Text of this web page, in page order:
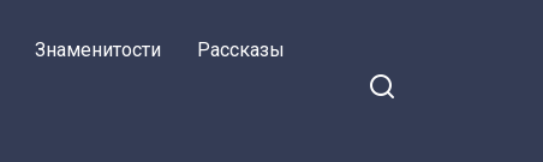
Знаменитости Рассказы